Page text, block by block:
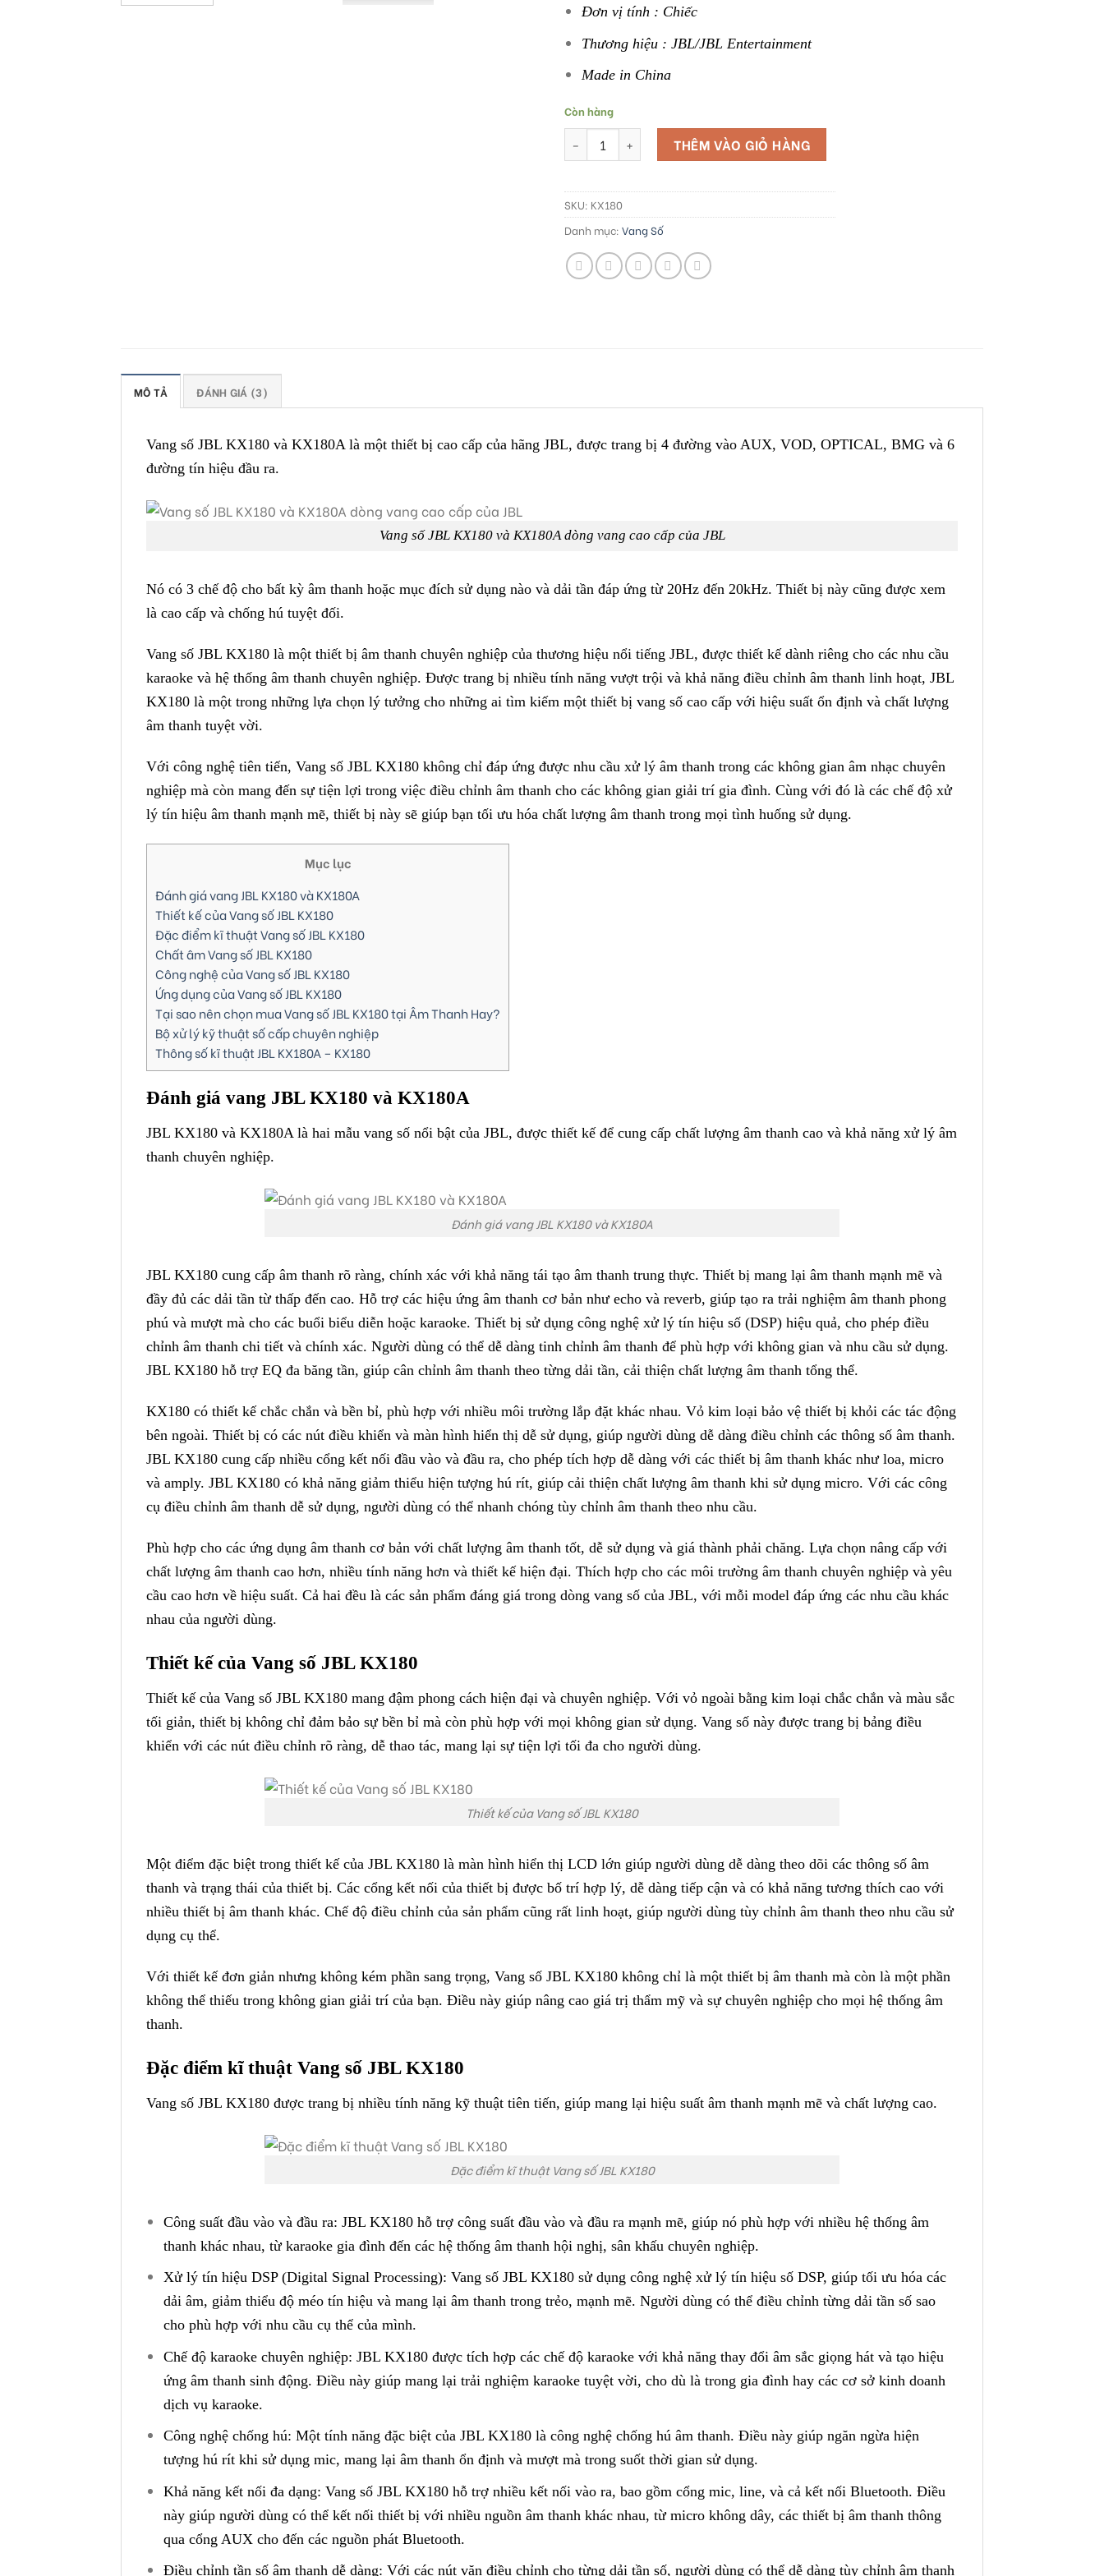
Đơn vị tính : Chiếc
Thương hiệu : JBL/JBL Entertainment
Made in China
Còn hàng
Vang số JBL KX180 và KX180A số lượng
THÊM VÀO GIỎ HÀNG
SKU: KX180
Danh mục: Vang Số
MÔ TẢ ĐÁNH GIÁ (3)
Vang số JBL KX180 và KX180A là một thiết bị cao cấp của hãng JBL, được trang bị 4 đường vào AUX, VOD, OPTICAL, BMG và 6
đường tín hiệu đầu ra.
Vang số JBL KX180 và KX180A dòng vang cao cấp của JBL
Nó có 3 chế độ cho bất kỳ âm thanh hoặc mục đích sử dụng nào và dải tần đáp ứng từ 20Hz đến 20kHz. Thiết bị này cũng được xem
là cao cấp và chống hú tuyệt đối.
Vang số JBL KX180 là một thiết bị âm thanh chuyên nghiệp của thương hiệu nổi tiếng JBL, được thiết kế dành riêng cho các nhu cầu
karaoke và hệ thống âm thanh chuyên nghiệp. Được trang bị nhiều tính năng vượt trội và khả năng điều chỉnh âm thanh linh hoạt, JBL
KX180 là một trong những lựa chọn lý tưởng cho những ai tìm kiếm một thiết bị vang số cao cấp với hiệu suất ổn định và chất lượng
âm thanh tuyệt vời.
Với công nghệ tiên tiến, Vang số JBL KX180 không chỉ đáp ứng được nhu cầu xử lý âm thanh trong các không gian âm nhạc chuyên
nghiệp mà còn mang đến sự tiện lợi trong việc điều chỉnh âm thanh cho các không gian giải trí gia đình. Cùng với đó là các chế độ xử
lý tín hiệu âm thanh mạnh mẽ, thiết bị này sẽ giúp bạn tối ưu hóa chất lượng âm thanh trong mọi tình huống sử dụng.
Mục lục
Đánh giá vang JBL KX180 và KX180A
Thiết kế của Vang số JBL KX180
Đặc điểm kĩ thuật Vang số JBL KX180
Chất âm Vang số JBL KX180
Công nghệ của Vang số JBL KX180
Ứng dụng của Vang số JBL KX180
Tại sao nên chọn mua Vang số JBL KX180 tại Âm Thanh Hay?
Bộ xử lý kỹ thuật số cấp chuyên nghiệp
Thông số kĩ thuật JBL KX180A – KX180
Đánh giá vang JBL KX180 và KX180A
JBL KX180 và KX180A là hai mẫu vang số nổi bật của JBL, được thiết kế để cung cấp chất lượng âm thanh cao và khả năng xử lý âm
thanh chuyên nghiệp.
Đánh giá vang JBL KX180 và KX180A
JBL KX180 cung cấp âm thanh rõ ràng, chính xác với khả năng tái tạo âm thanh trung thực. Thiết bị mang lại âm thanh mạnh mẽ và
đầy đủ các dải tần từ thấp đến cao. Hỗ trợ các hiệu ứng âm thanh cơ bản như echo và reverb, giúp tạo ra trải nghiệm âm thanh phong
phú và mượt mà cho các buổi biểu diễn hoặc karaoke. Thiết bị sử dụng công nghệ xử lý tín hiệu số (DSP) hiệu quả, cho phép điều
chỉnh âm thanh chi tiết và chính xác. Người dùng có thể dễ dàng tinh chỉnh âm thanh để phù hợp với không gian và nhu cầu sử dụng.
JBL KX180 hỗ trợ EQ đa băng tần, giúp cân chỉnh âm thanh theo từng dải tần, cải thiện chất lượng âm thanh tổng thể.
KX180 có thiết kế chắc chắn và bền bỉ, phù hợp với nhiều môi trường lắp đặt khác nhau. Vỏ kim loại bảo vệ thiết bị khỏi các tác động
bên ngoài. Thiết bị có các nút điều khiển và màn hình hiển thị dễ sử dụng, giúp người dùng dễ dàng điều chỉnh các thông số âm thanh.
JBL KX180 cung cấp nhiều cổng kết nối đầu vào và đầu ra, cho phép tích hợp dễ dàng với các thiết bị âm thanh khác như loa, micro
và amply. JBL KX180 có khả năng giảm thiểu hiện tượng hú rít, giúp cải thiện chất lượng âm thanh khi sử dụng micro. Với các công
cụ điều chỉnh âm thanh dễ sử dụng, người dùng có thể nhanh chóng tùy chỉnh âm thanh theo nhu cầu.
Phù hợp cho các ứng dụng âm thanh cơ bản với chất lượng âm thanh tốt, dễ sử dụng và giá thành phải chăng. Lựa chọn nâng cấp với
chất lượng âm thanh cao hơn, nhiều tính năng hơn và thiết kế hiện đại. Thích hợp cho các môi trường âm thanh chuyên nghiệp và yêu
cầu cao hơn về hiệu suất. Cả hai đều là các sản phẩm đáng giá trong dòng vang số của JBL, với mỗi model đáp ứng các nhu cầu khác
nhau của người dùng.
Thiết kế của Vang số JBL KX180
Thiết kế của Vang số JBL KX180 mang đậm phong cách hiện đại và chuyên nghiệp. Với vỏ ngoài bằng kim loại chắc chắn và màu sắc
tối giản, thiết bị không chỉ đảm bảo sự bền bỉ mà còn phù hợp với mọi không gian sử dụng. Vang số này được trang bị bảng điều
khiển với các nút điều chỉnh rõ ràng, dễ thao tác, mang lại sự tiện lợi tối đa cho người dùng.
Thiết kế của Vang số JBL KX180
Một điểm đặc biệt trong thiết kế của JBL KX180 là màn hình hiển thị LCD lớn giúp người dùng dễ dàng theo dõi các thông số âm
thanh và trạng thái của thiết bị. Các cổng kết nối của thiết bị được bố trí hợp lý, dễ dàng tiếp cận và có khả năng tương thích cao với
nhiều thiết bị âm thanh khác. Chế độ điều chỉnh của sản phẩm cũng rất linh hoạt, giúp người dùng tùy chỉnh âm thanh theo nhu cầu sử
dụng cụ thể.
Với thiết kế đơn giản nhưng không kém phần sang trọng, Vang số JBL KX180 không chỉ là một thiết bị âm thanh mà còn là một phần
không thể thiếu trong không gian giải trí của bạn. Điều này giúp nâng cao giá trị thẩm mỹ và sự chuyên nghiệp cho mọi hệ thống âm
thanh.
Đặc điểm kĩ thuật Vang số JBL KX180
Vang số JBL KX180 được trang bị nhiều tính năng kỹ thuật tiên tiến, giúp mang lại hiệu suất âm thanh mạnh mẽ và chất lượng cao.
Đặc điểm kĩ thuật Vang số JBL KX180
Công suất đầu vào và đầu ra: JBL KX180 hỗ trợ công suất đầu vào và đầu ra mạnh mẽ, giúp nó phù hợp với nhiều hệ thống âm
thanh khác nhau, từ karaoke gia đình đến các hệ thống âm thanh hội nghị, sân khấu chuyên nghiệp.
Xử lý tín hiệu DSP (Digital Signal Processing): Vang số JBL KX180 sử dụng công nghệ xử lý tín hiệu số DSP, giúp tối ưu hóa các
dải âm, giảm thiểu độ méo tín hiệu và mang lại âm thanh trong trẻo, mạnh mẽ. Người dùng có thể điều chỉnh từng dải tần số sao
cho phù hợp với nhu cầu cụ thể của mình.
Chế độ karaoke chuyên nghiệp: JBL KX180 được tích hợp các chế độ karaoke với khả năng thay đổi âm sắc giọng hát và tạo hiệu
ứng âm thanh sinh động. Điều này giúp mang lại trải nghiệm karaoke tuyệt vời, cho dù là trong gia đình hay các cơ sở kinh doanh
dịch vụ karaoke.
Công nghệ chống hú: Một tính năng đặc biệt của JBL KX180 là công nghệ chống hú âm thanh. Điều này giúp ngăn ngừa hiện
tượng hú rít khi sử dụng mic, mang lại âm thanh ổn định và mượt mà trong suốt thời gian sử dụng.
Khả năng kết nối đa dạng: Vang số JBL KX180 hỗ trợ nhiều kết nối vào ra, bao gồm cổng mic, line, và cả kết nối Bluetooth. Điều
này giúp người dùng có thể kết nối thiết bị với nhiều nguồn âm thanh khác nhau, từ micro không dây, các thiết bị âm thanh thông
qua cổng AUX cho đến các nguồn phát Bluetooth.
Điều chỉnh tần số âm thanh dễ dàng: Với các nút vặn điều chỉnh cho từng dải tần số, người dùng có thể dễ dàng tùy chỉnh âm thanh